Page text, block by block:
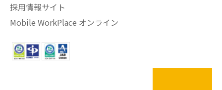
採用情報サイト
Mobile WorkPlace オンライン